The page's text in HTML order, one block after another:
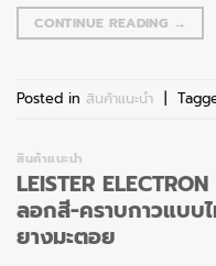
CONTINUE READING →
Posted in สินค้าแนะนำ |
สินค้าแนะนำ
LEISTER
ลอกสี-คราบกาวแบบ
ยางมะตอย